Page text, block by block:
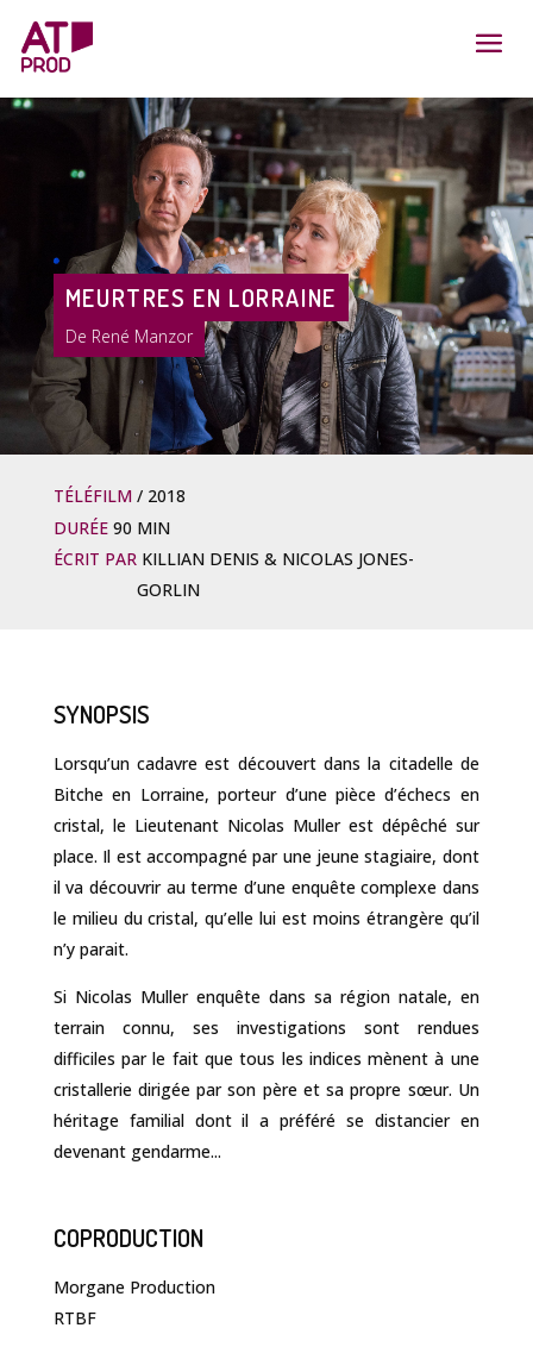
MEURTRES EN LORRAINE
René Manzor
TÉLÉFILM
2018
DURÉE 90 MIN
ÉCRIT PAR KILLIAN DENIS & NICOLAS JONES-
GORLIN
SYNOPSIS
Lorsqu’un cadavre est découvert dans la citadelle de
Bitche en Lorraine, porteur d’une pièce d’échecs en
cristal, le Lieutenant Nicolas Muller est dépêché sur
place. Il est accompagné par une jeune stagiaire, dont
il va découvrir au terme d’une enquête complexe dans
le milieu du cristal, qu’elle lui est moins étrangère qu’il
n’y parait.
Si Nicolas Muller enquête dans sa région natale, en
terrain connu, ses investigations sont rendues
difficiles par le fait que tous les indices mènent à une
cristallerie dirigée par son père et sa propre sœur. Un
héritage familial dont il a préféré se distancier en
devenant gendarme...
COPRODUCTION
Morgane Production
RTBF